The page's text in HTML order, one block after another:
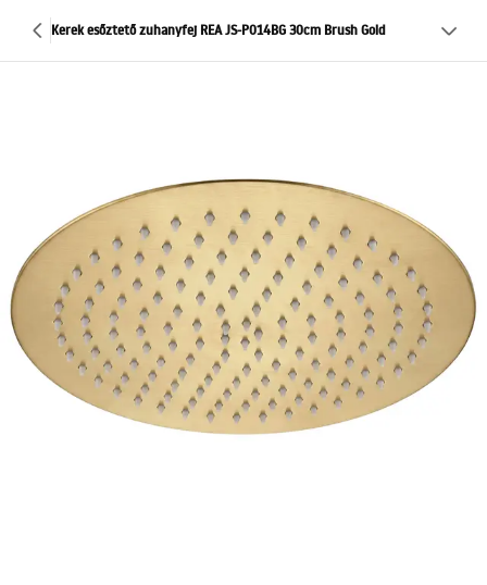
Kerek esőztető zuhanyfej REA JS-P014BG 30cm Brush Gold